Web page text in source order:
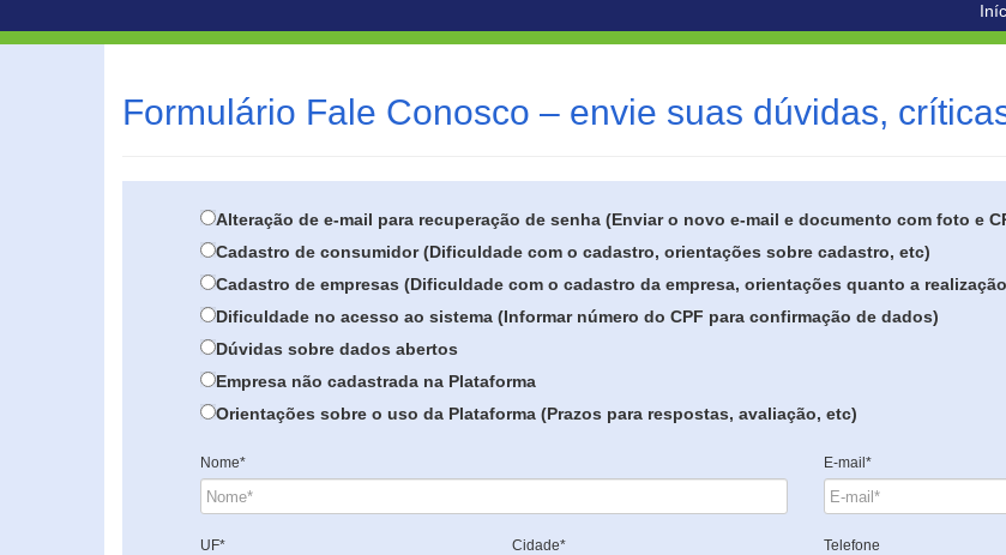
Formulário Fale Conosco – envie suas dúvidas,
Alteração de e-mail para recuperação de senha (Enviar o novo e-mail e documento com foto e
Cadastro de consumidor (Dificuldade com o cadastro, orientações sobre cadastro, etc)
Cadastro de empresas (Dificuldade com o cadastro da empresa, orientações quanto a
Dificuldade no acesso ao sistema (Informar número do CPF para confirmação de dados)
Dúvidas sobre dados abertos
Empresa não cadastrada na Plataforma
Orientações sobre o uso da Plataforma (Prazos para respostas, avaliação, etc)
Nome* E-mail*
UF* Cidade* Telefone